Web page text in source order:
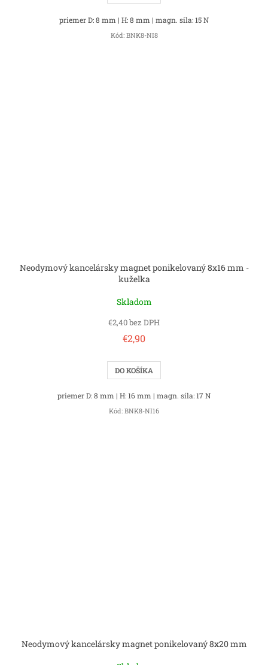
priemer D: 8 mm | H: 8 mm | magn. sila: 15 N
Kód: BNK8-NI8
Neodymový kancelársky magnet ponikelovaný 8x16 mm -
kuželka
Skladom
€2,40 bez DPH
€2,90
DO KOŠÍKA
priemer D: 8 mm | H: 16 mm | magn. sila: 17 N
Kód: BNK8-NI16
Neodymový kancelársky magnet ponikelovaný 8x20 mm